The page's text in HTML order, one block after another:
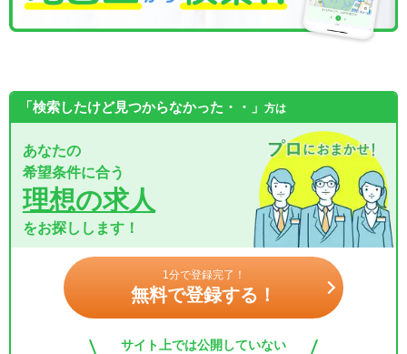
「検索したけど見つからなかった・・」 方は
あなたの
希望条件に合う
理想の求人
をお探しします！
1分で登録完了！
無料で登録する！
サイト上では公開していない